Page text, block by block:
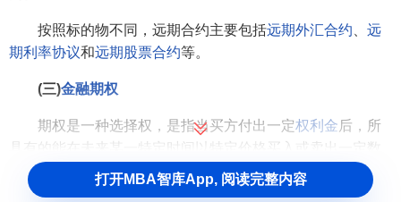
按照标的物不同，远期合约主要包括远期外汇合约
远
期利率协议和远期股票合约等。
(三)金融期权
期权是一种选择权，是指当买方付出一定权利金后，所
具有的能在未来某一特定时间以特定价格买入或卖出一定数
量的某种金融资产的权利。金融期权是以金融工具为标的物
期权合约
打开MBA智库App, 阅读完整内容